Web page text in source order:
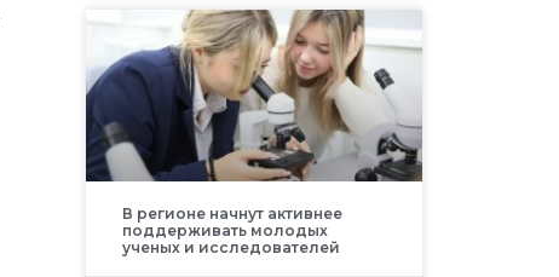
В регионе начнут активнее
поддерживать молодых
ученых и исследователей